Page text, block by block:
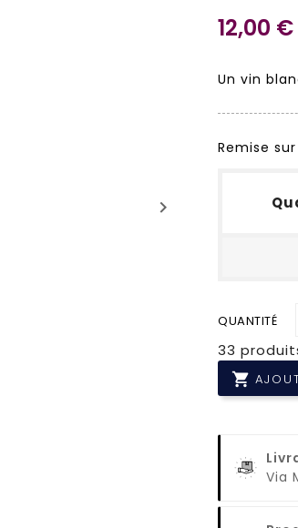
keyboard_arrow_right
12,00 €
Un vin
Remise
QUANTITÉ
33

Via